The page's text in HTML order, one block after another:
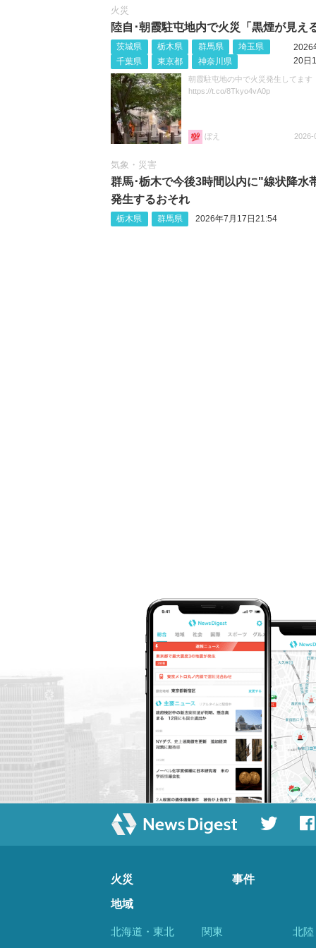
火災
陸自･朝霞駐屯地内で火災「黒煙が見え
茨城県 栃木県 群馬県
埼玉県
千葉県
東京都 神奈川県
2026
20日
朝霞駐屯地の中で火災発生してます
https://t.co/8Tkyo4vA0p
ぼえ 2026-
気象・災害
群馬･栃木で今後3時間以内に"線状降水
発生するおそれ
栃木県 群馬県 2026年7月17日21:54
火災 事件
地域
北海道・東北 関東 北陸